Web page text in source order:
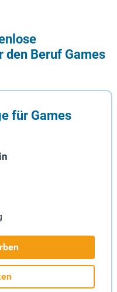
Beruf Games
für Games